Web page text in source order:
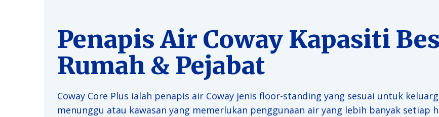
Penapis Air Coway Kapasiti
Rumah & Pejabat
Coway Core Plus ialah penapis air Coway jenis floor-standing yang sesuai untuk
menunggu atau kawasan yang memerlukan penggunaan air yang lebih banyak setiap